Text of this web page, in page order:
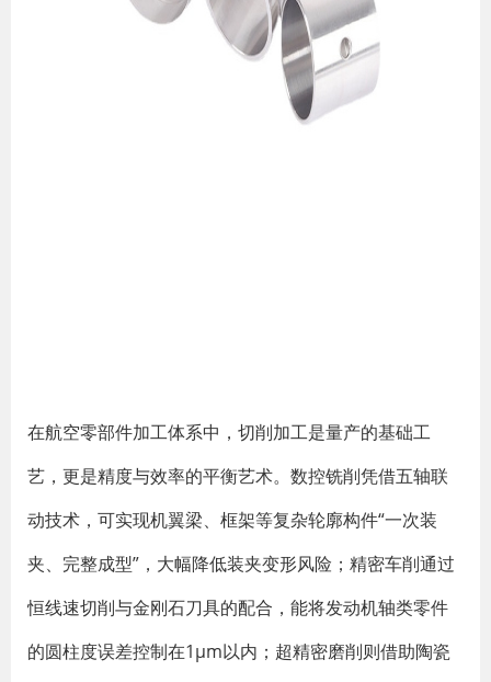
在航空零部件加工体系中，切削加工是量产的基础工
艺，更是精度与效率的平衡艺术。数控铣削凭借五轴联
动技术，可实现机翼梁、框架等复杂轮廓构件“一次装
夹、完整成型”，大幅降低装夹变形风险；精密车削通过
恒线速切削与金刚石刀具的配合，能将发动机轴类零件
的圆柱度误差控制在1μm以内；超精密磨削则借助陶瓷